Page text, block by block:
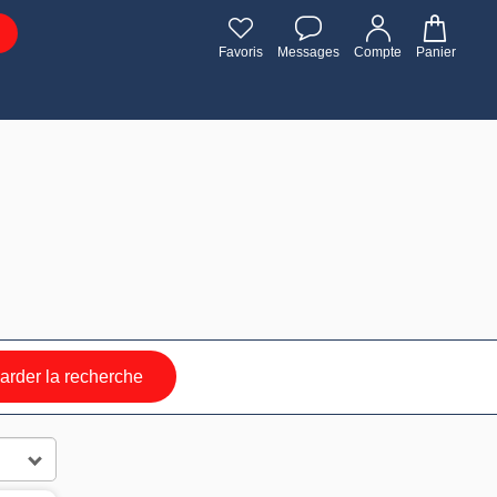
Favoris Messages Compte Panier
la recherche